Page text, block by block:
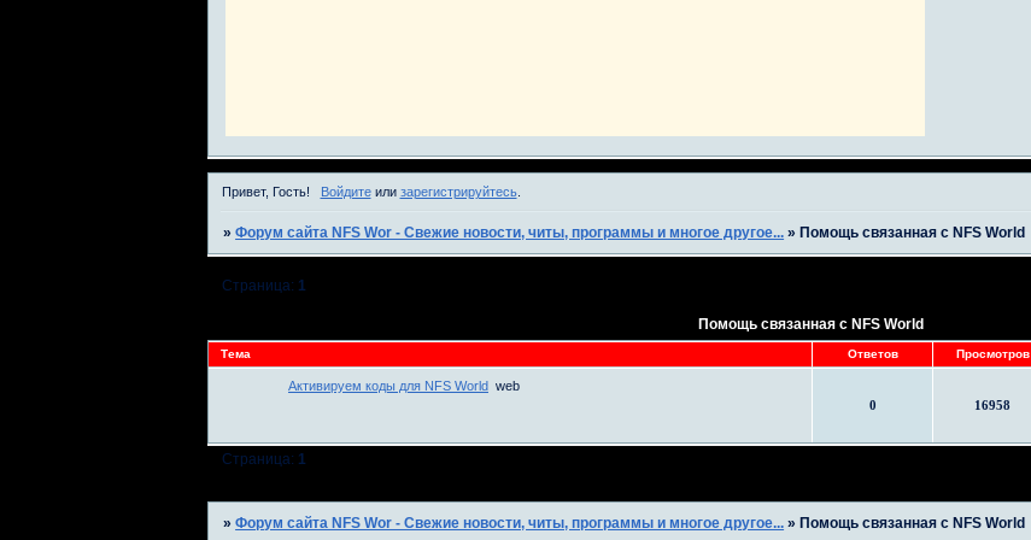
Привет, Гость! Войдитеили зарегистрируйтесь.
»Форум сайта NFS Wor - Свежие новости, читы, программы и многое другое... »Помощь связанная с NFS World
Помощь связанная с NFS World
Страница: 1
Тема Ответов Просмотров
Активируем коды для NFS World web
0
16958
Страница: 1
»Форум сайта NFS Wor - Свежие новости, читы, программы и многое другое... » Помощь связанная с NFS World